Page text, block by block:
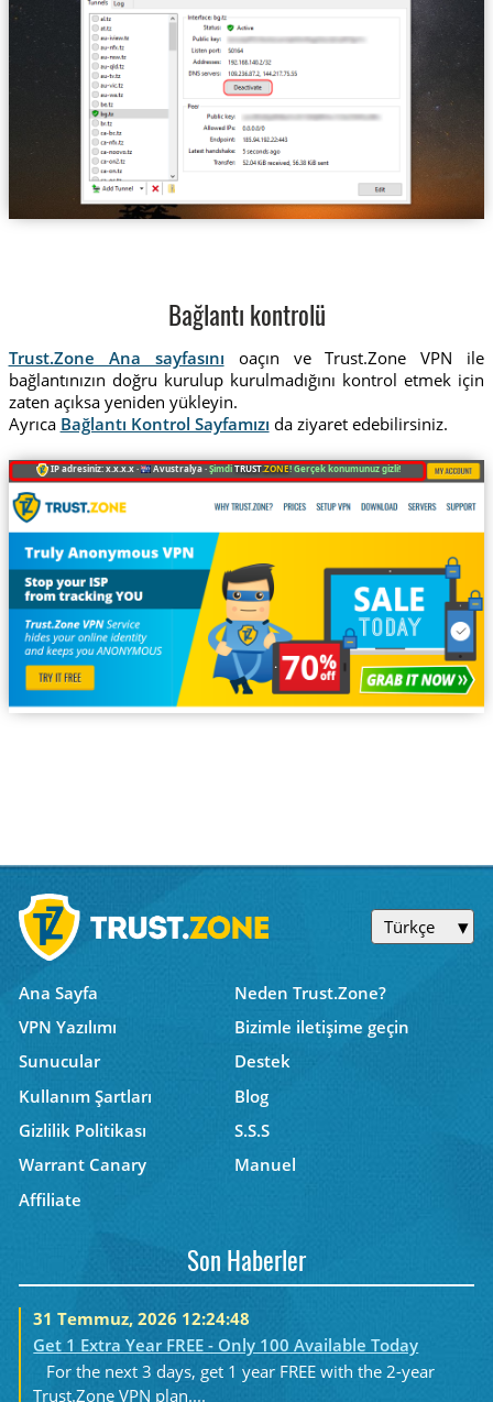
Bağlantı kontrolü
Trust.Zone Ana sayfasını oaçın ve Trust.Zone VPN ile
bağlantınızın doğru kurulup kurulmadığını kontrol etmek için
zaten açıksa yeniden yükleyin.
Ayrıca Bağlantı Kontrol Sayfamızı da ziyaret edebilirsiniz.
IP adresiniz: x.x.x.x · Avustralya ·ŞimdiTRUST.ZONE! Gerçek konumunuz gizli!
Türkçe
Ana Sayfa
Neden Trust.Zone?
VPN Yazılımı
Bizimle iletişime geçin
Sunucular
Destek
Kullanım Şartları
Blog
Gizlilik Politikası
S.S.S
Warrant Canary
Manuel
Affiliate
Son Haberler
31 Temmuz, 2026 12:24:48
Get 1 Extra Year FREE - Only 100 Available Today
For the next 3 days, get 1 year FREE with the 2-year
Trust.Zone VPN plan....